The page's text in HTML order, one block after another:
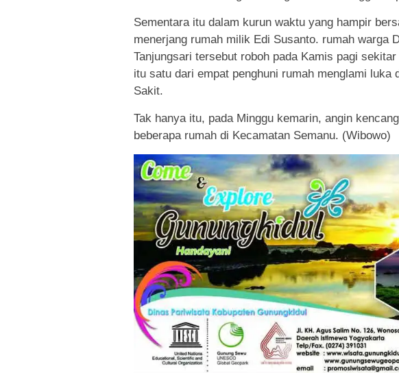
Sementara itu dalam kurun waktu yang hampir
menerjang rumah milik Edi Susanto. rumah warga
Tanjungsari tersebut roboh pada Kamis pagi
itu satu dari empat penghuni rumah menglami luka
Sakit.
Tak hanya itu, pada Minggu kemarin, angin
beberapa rumah di Kecamatan Semanu. (Wibowo)